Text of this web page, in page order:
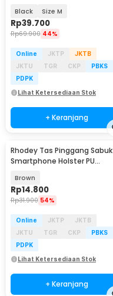
Black Size M
Rp39.700
Rp69.900 44%
Online JKTP
JKTB
JKTU
TGR CKP
PBKS
PDPK
Lihat Ketersediaan Stok
+ Keranjang
Rhodey Tas Pinggang Sabuk
Smartphone Holster PU
Brown
Rp14.800
Rp31.900 54%
Online JKTP
JKTB
JKTU
TGR CKP
PBKS
PDPK
Lihat Ketersediaan Stok
+ Keranjang